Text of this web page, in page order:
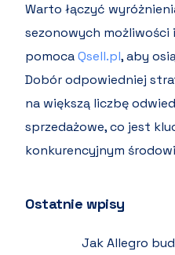
Warto łączyć
sezonowych możliwości
pomocaQsell.pl, aby
Dobór odpowiedniej
na większą liczbę
sprzedażowe, co jest
konkurencyjnym
Ostatnie wpisy
Jak Allegro